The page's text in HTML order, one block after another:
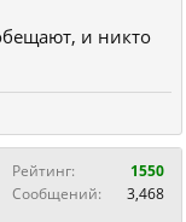
и никто
Рейтинг:
1550
Сообщений:
3,468